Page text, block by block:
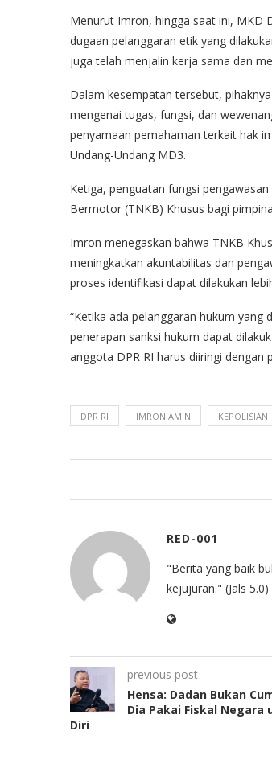
Menurut Imron, hingga saat ini, MKD
dugaan pelanggaran etik yang
juga telah menjalin kerja sama dan
Dalam kesempatan tersebut,
mengenai tugas, fungsi, dan
penyamaan pemahaman terkait hak
Undang-Undang MD3.
Ketiga, penguatan fungsi
Bermotor (TNKB) Khusus bagi
Imron menegaskan bahwa TNKB
meningkatkan akuntabilitas dan
proses identifikasi dapat dilakukan
“Ketika ada pelanggaran hukum
penerapan sanksi hukum dapat
anggota DPR RI harus diiringi dengan
DPR RI IMRON AMIN KEPOLISIAN
RED-001
"Berita yang baik
kejujuran." (Jals 5.0)
previous post
Hensa: Dadan Bukan
Dia Pakai Fiskal Negara
Diri